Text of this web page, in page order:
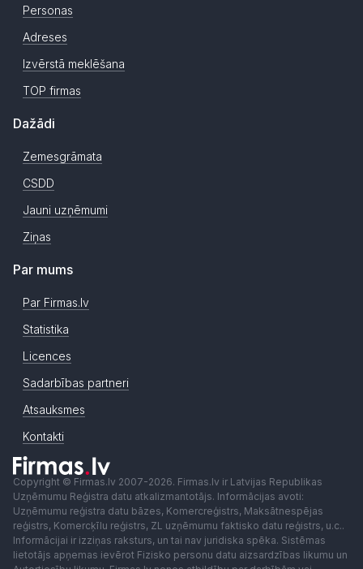
Personas
Adreses
Izvērstā meklēšana
TOP firmas
Dažādi
Zemesgrāmata
CSDD
Jauni uzņēmumi
Ziņas
Par mums
Par Firmas.lv
Statistika
Licences
Sadarbības partneri
Atsauksmes
Kontakti
Copyright © Firmas.lv 2007-2026. Firmas.lv ir Latvijas Republikas
Uzņēmumu Reģistra datu atkalizmantotājs. Informācijas avoti:
Uzņēmumu reģistra datu bāzes, Komercreģistrs, Maksātnespējas
reģistrs, Komercķīlu reģistrs, ZL uzņēmumu faktisko datu reģistrs, u.c..
Informācijai ir izziņas raksturs, un tai nav juridiska spēka. Sistēmas
lietotājs apņemas ievērot Fizisko personu datu aizsardzības likumu un